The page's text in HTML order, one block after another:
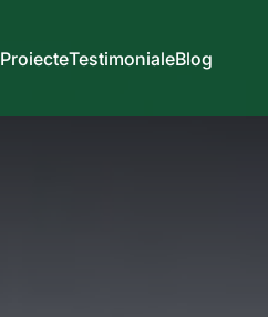
ProiecteTestimonialeBlog